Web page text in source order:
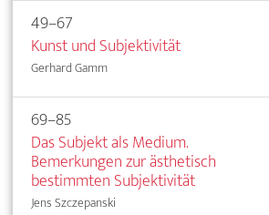
49–67
Kunst und Subjektivität
Gerhard Gamm
69–85
Das Subjekt als Medium.
Bemerkungen zur ästhetisch
bestimmten Subjektivität
Jens Szczepanski